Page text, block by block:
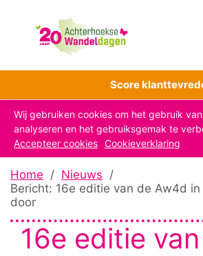
Wij gebruiken cookies om het gebruik
analyseren en het gebruiksgemak te
Accepteer cookies Cookieverklaring
Score
Home / Nieuws /
Bericht: 16e editie van de Aw4d
door
16e editie